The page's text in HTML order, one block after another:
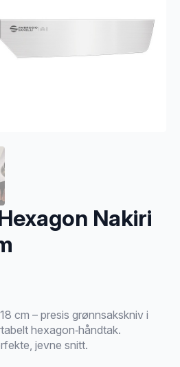
Nakiri
cm – presis grønnsakskniv i
hexagon‑håndtak.
jevne snitt.